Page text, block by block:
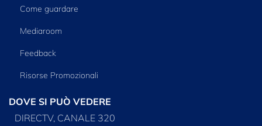
Come guardare
Mediaroom
Feedback
Risorse Promozionali
DOVE SI PUÒ VEDERE
DIRECTV, CANALE 320